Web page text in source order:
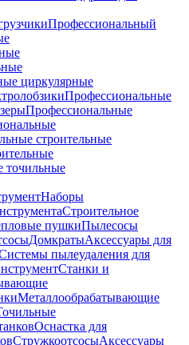
Профессиональный
циркулярные
Профессиональные
Профессиональные
строительные
точильные
Наборы
Строительное
пушкиПылесосы
ДомкратыАксессуары для
пылеудаления для
Станки и
Металлообрабатывающие
Оснастка для
СтружкоотсосыАксессуары